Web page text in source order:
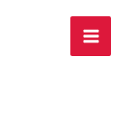
Main